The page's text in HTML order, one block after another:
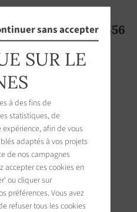
L'annonce2213456
sans accepter
SUR LE
à des fins de
statistiques, de
afin de vous
adaptés à vos projets
de nos campagnes
accepter ces cookies en
ou cliquer sur
préférences. Vous avez
refuser tous les cookies